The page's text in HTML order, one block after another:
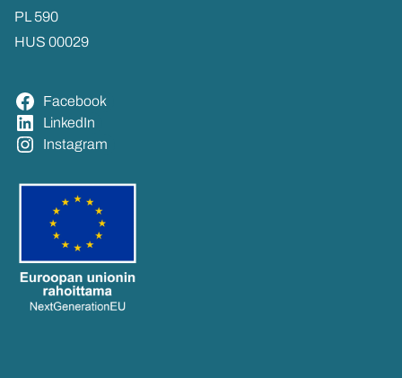
PL 590
HUS 00029
Face­book
Lin­ke­dIn
Ins­ta­gram